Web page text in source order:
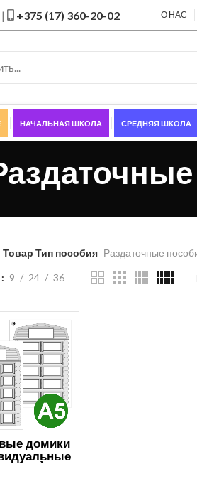
| +375 (17) 360-20-02 О НАС
НАЧАЛЬНАЯ ШКОЛА СРЕДНЯЯ ШКОЛА
Товар Тип пособия Раздаточные
9 24 36
домики